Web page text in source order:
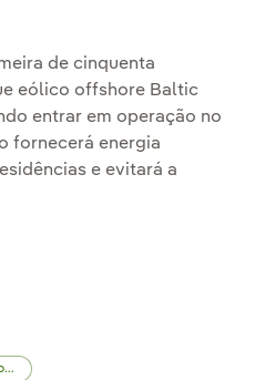
de cinquenta
eólico offshore Baltic
entrar em operação no
fornecerá energia
e evitará a
a primeira turbina do
a primeira turbina do
a primeira